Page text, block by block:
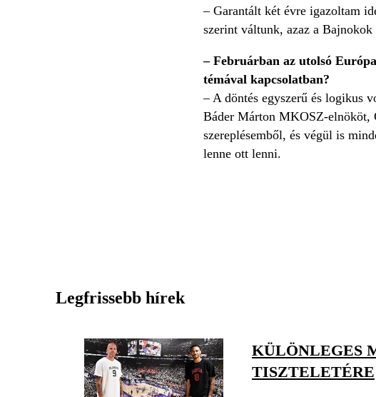
– Garantált két évre igazoltam
szerint váltunk, azaz a
– Februárban az utolsó
témával kapcsolatban?
– A döntés egyszerű és logikus
Báder Márton MKOSZ-elnököt,
szereplésemből, és végül is
lenne ott lenni.
Legfrissebb hírek
KÜLÖNLEGES
TISZTELETÉRE